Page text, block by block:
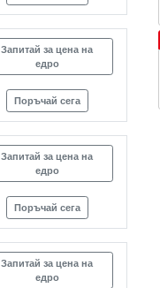
Запитай за цена на
едро
Поръчай сега
Запитай за цена на
едро
Поръчай сега
Запитай за цена на
едро